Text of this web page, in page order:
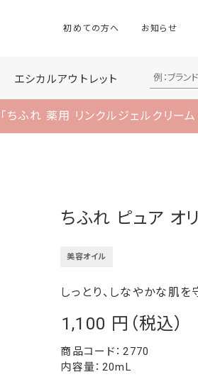
初めての方へ お知らせ
エシカルアウトレット
「ちふれ 薬用 リンクルジェルクリーム
美容オイル
ちふれ ピュア オ
1,100
2770
しっとり、しなやかな肌
内容量：20mL